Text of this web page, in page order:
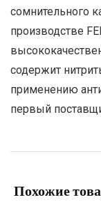
сомнительного
производстве
содержит
применению
первый
Похожие